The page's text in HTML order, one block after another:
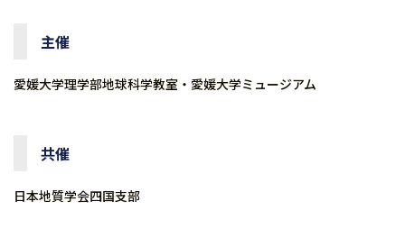
主催
愛媛大学理学部地球科学教室・愛媛大学ミュージアム
共催
日本地質学会四国支部